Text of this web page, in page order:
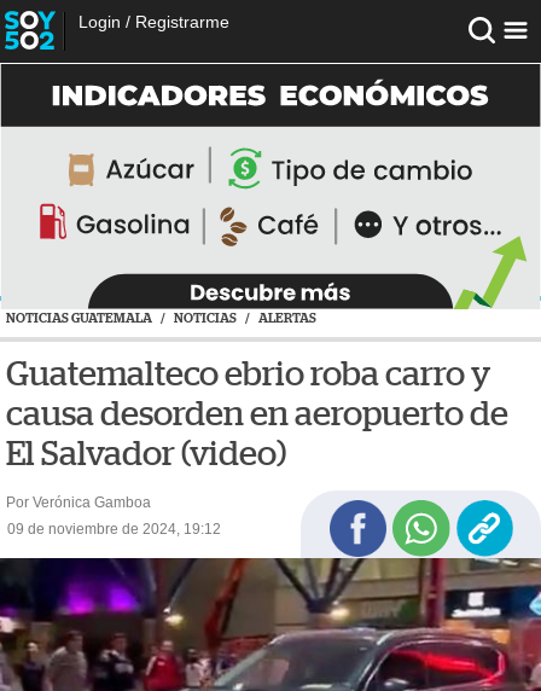
Login / Registrarme
NOTICIAS GUATEMALA / NOTICIAS / ALERTAS
Guatemalteco ebrio roba carro y
causa desorden en aeropuerto de
El Salvador (video)
Por Verónica Gamboa
09 de noviembre de 2024, 19:12